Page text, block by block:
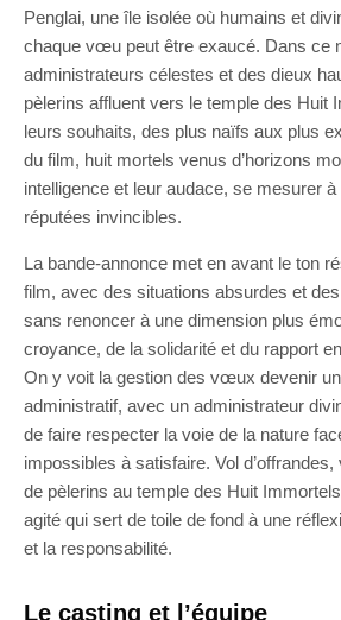
Penglai, une île isolée où humains et
chaque vœu peut être exaucé. Dans ce
administrateurs célestes et des dieux
pèlerins affluent vers le temple des Huit
leurs souhaits, des plus naïfs aux plus
du film, huit mortels venus d’horizons
intelligence et leur audace, se mesurer
réputées invincibles.
La bande-annonce met en avant le ton
film, avec des situations absurdes et
sans renoncer à une dimension plus
croyance, de la solidarité et du rapport
On y voit la gestion des vœux devenir
administratif, avec un administrateur
de faire respecter la voie de la nature
impossibles à satisfaire. Vol
de pèlerins au temple des Huit
agité qui sert de toile de fond à une
et la responsabilité.
Le casting et l’équipe